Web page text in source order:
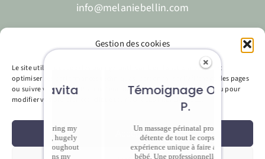
Gestion des cookies
Le site utilise des cookies pour garantir son bon fonctionnement et
optimiser ses performances techniques, personnaliser l'affichage des pages
ou suivre votre visite. Pour obtenir davantage d'informations et/ou pour
modifier vos préférences, cliquez sur VOIR LES PRÉFÉRENCES.
Accepter
info@melaniebellin.com
Site réalisé par Labo Web Création & Mélanie Bellin
Témoignage OLIVIA
Un massage périnatal profond de
détente de tout le corps. Une
expérience unique à faire avec son
bébé. Une professionnelle d'une